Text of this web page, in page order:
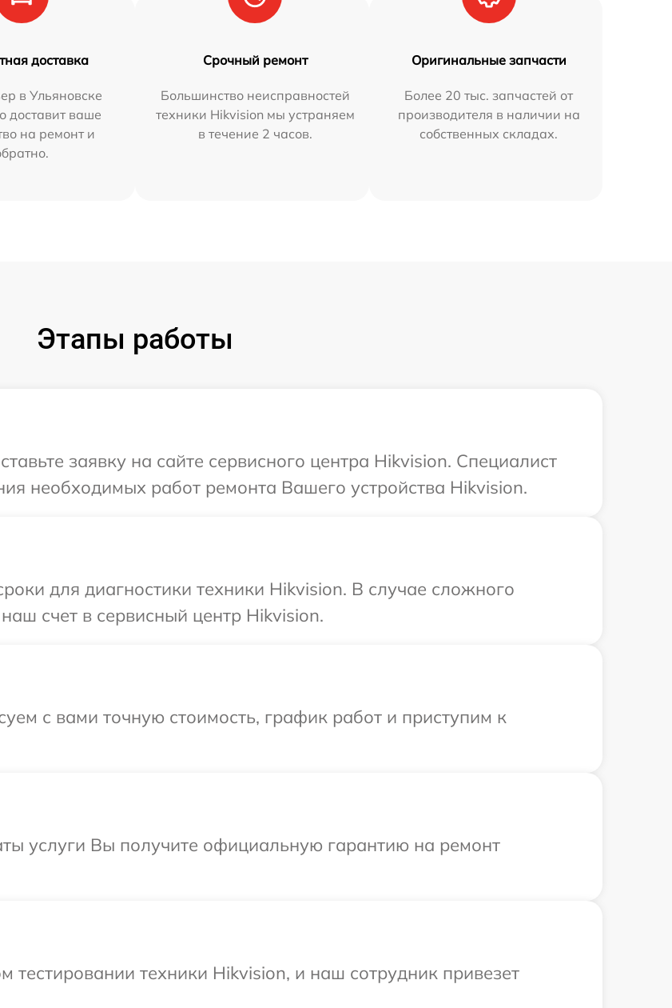
доставка
в Ульяновске
доставит ваше
на ремонт и
Срочный ремонт
Большинство неисправностей
техники Hikvision мы устраняем
в течение 2 часов.
Оригинальные запчасти
Более 20 тыс. запчастей от
производителя в наличии на
собственных складах.
Этапы работы
заявку на сайте сервисного центра Hikvision. Специалист
необходимых работ ремонта Вашего устройства Hikvision.
для диагностики техники Hikvision. В случае сложного
счет в сервисный центр Hikvision.
с вами точную стоимость, график работ и приступим к
услуги Вы получите официальную гарантию на ремонт
техники Hikvision, и наш сотрудник привезет